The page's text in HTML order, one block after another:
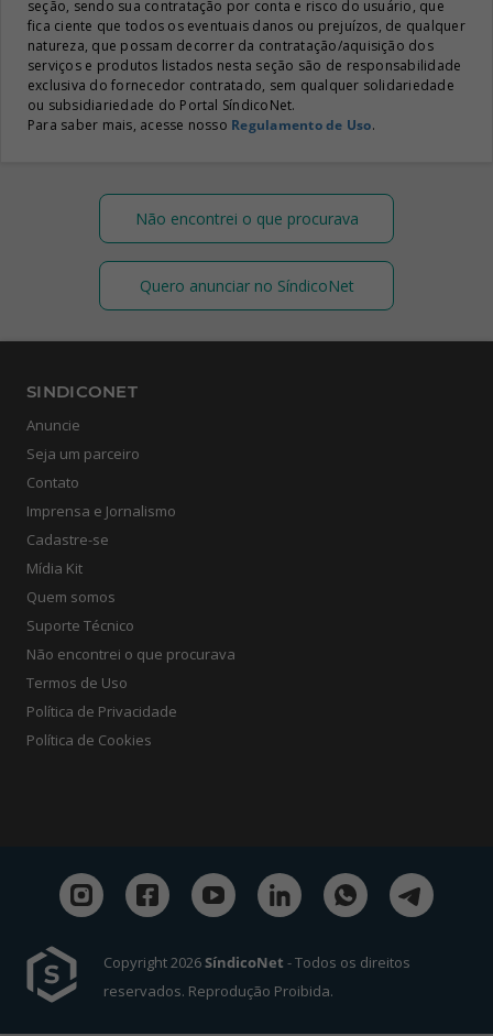
seção, sendo sua contratação por conta e risco do usuário, que
fica ciente que todos os eventuais danos ou prejuízos, de qualquer
natureza, que possam decorrer da contratação/aquisição dos
serviços e produtos listados nesta seção são de responsabilidade
exclusiva do fornecedor contratado, sem qualquer solidariedade
ou subsidiariedade do Portal SíndicoNet.
Para saber mais, acesse nosso Regulamento de Uso.
Não encontrei o que procurava
Quero anunciar no SíndicoNet
SINDICONET
Anuncie
Seja um parceiro
Contato
Imprensa e Jornalismo
Cadastre-se
Mídia Kit
Quem somos
Suporte Técnico
Não encontrei o que procurava
Termos de Uso
Política de Privacidade
Política de Cookies
Copyright 2026SíndicoNet - Todos os direitos
reservados. Reprodução Proibida.